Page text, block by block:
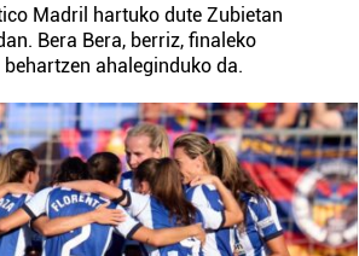
Madril hartuko dute Zubietan
Bera Bera, berriz, finaleko
ahaleginduko da.